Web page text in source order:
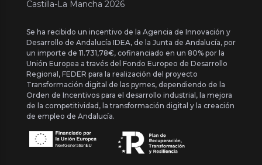
Castilla-La Mancha 2026
Se ha recibido un incentivo de la Agencia de Innovación y
Desarrollo de Andalucía IDEA, de la Junta de Andalucía, por
un importe de 11.731,78€, cofinanciado en un 80% por la
Unión Europea a través del Fondo Europeo de Desarrollo
Regional, FEDER para la realización del proyecto
Transformación digital de las pymes, dependiendo de la
Orden de Incentivos para el desarrollo industrial, la mejora
de la competitividad, la transformación digital y la creación
de empleo de Andalucía.